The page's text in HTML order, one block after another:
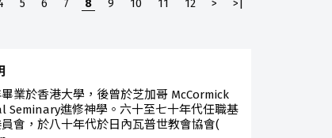
5 6 7 8 9 10 11 12 > >|
業於香港大學，後曾於芝加哥 McCormick
Seminary進修神學。六十至七十年代任職基
會，於八十年代於日內瓦普世教會協會(